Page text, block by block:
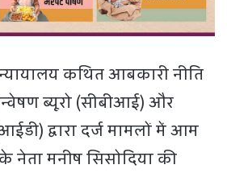
कथित आबकारी नीति
ब्यूरो (सीबीआई) और
द्वारा दर्ज मामलों में आम
नेता मनीष सिसोदिया की